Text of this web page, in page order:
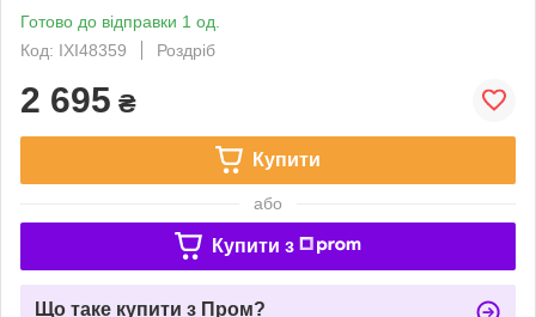
Готово до відправки 1 од.
Код: IXI48359
Роздріб
2 695 ₴
Купити
або
Купити з
Що таке купити з Пром?